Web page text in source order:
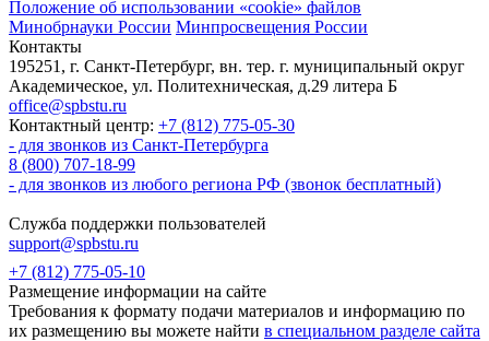
Положение об использовании «cookie» файлов
Минобрнауки России Минпросвещения России
Контакты
195251, г. Санкт-Петербург, вн. тер. г. муниципальный округ
Академическое, ул. Политехническая, д.29 литера Б
office@spbstu.ru
Контактный центр: +7 (812) 775-05-30
- для звонков из Санкт-Петербурга
8 (800) 707-18-99
- для звонков из любого региона РФ (звонок бесплатный)
Служба поддержки пользователей
support@spbstu.ru
+7 (812) 775-05-10
Размещение информации на сайте
Требования к формату подачи материалов и информацию по
их размещению вы можете найти в специальном разделе сайта